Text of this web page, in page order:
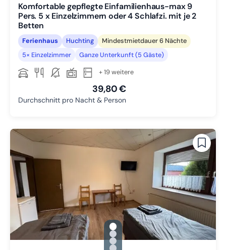
Komfortable gepflegte Einfamilienhaus-max 9
Pers. 5 x Einzelzimmern oder 4 Schlafzi. mit je 2
Betten
Ferienhaus Huchting
Mindestmietdauer 6 Nächte
5× Einzelzimmer
Ganze Unterkunft (5 Gäste)
+ 19 weitere
39,80 €
Durchschnitt pro Nacht & Person
gallery.slide_selector
Zu Slide 1 wechseln
Zu Slide 2 wechseln